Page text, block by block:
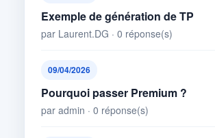
Exemple de génération de TP
par Laurent.DG · 0 réponse(s)
09/04/2026
Pourquoi passer Premium ?
par admin · 0 réponse(s)